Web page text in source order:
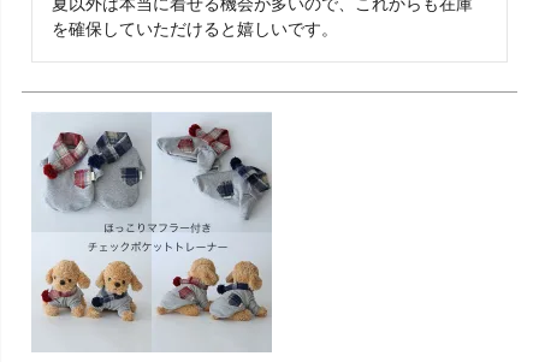
を確保していただけると嬉しいです。